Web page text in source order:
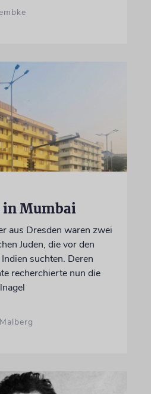
in Mumbai
aus Dresden waren zwei
Juden, die vor den
suchten. Deren
recherchierte nun die